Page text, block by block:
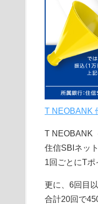
T NEOBANK
T NEOBANK
住信SBIネッ
1回ごとにTポ
更に、6回目
合計20回で